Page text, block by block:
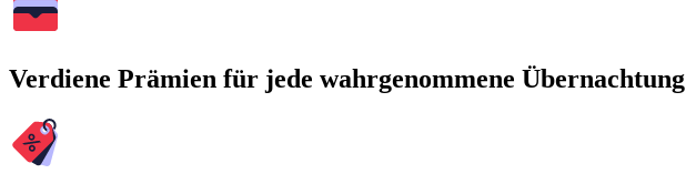
Verdiene Prämien für jede wahrgenommene Übernachtung